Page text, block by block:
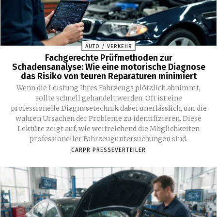
AUTO / VERKEHR
Fachgerechte Prüfmethoden zur
Schadensanalyse: Wie eine motorische Diagnose
das Risiko von teuren Reparaturen minimiert
Wenn die Leistung Ihres Fahrzeugs plötzlich abnimmt,
sollte schnell gehandelt werden. Oft ist eine
professionelle Diagnosetechnik dabei unerlässlich, um die
wahren Ursachen der Probleme zu identifizieren. Diese
Lektüre zeigt auf, wie weitreichend die Möglichkeiten
professioneller Fahrzeuguntersuchungen sind.
CARPR PRESSEVERTEILER